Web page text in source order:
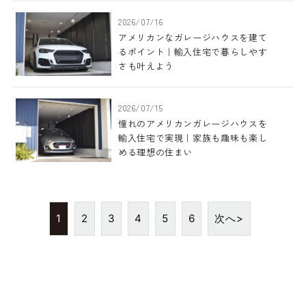
2026/07/16
アメリカンなガレージハウスを建て
るポイント｜輸入住宅で暮らしやす
さも叶えよう
2026/07/15
憧れのアメリカンガレージハウスを
輸入住宅で実現｜家族も趣味も楽し
める理想の住まい
1 2 3 4 5 6 次へ>